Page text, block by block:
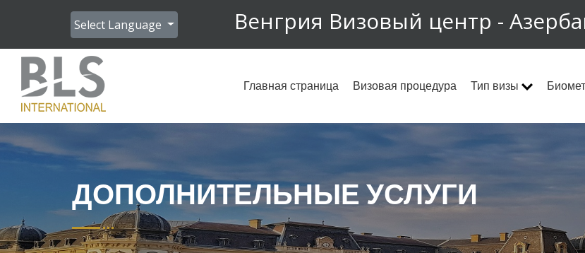
Select Language Венгрия Визовый центр -
Главная страница Визовая процедура Тип визы
ДОПОЛНИТЕЛЬНЫЕ УСЛУГИ